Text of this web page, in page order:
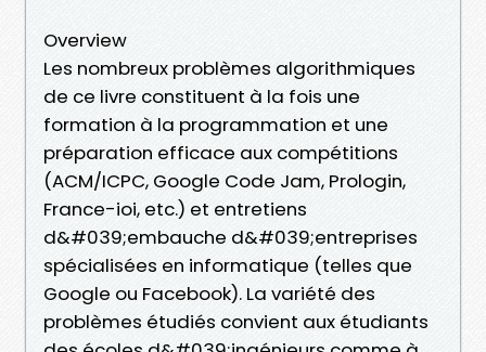
Overview
Les nombreux problèmes algorithmiques
de ce livre constituent à la fois une
formation à la programmation et une
préparation efficace aux compétitions
(ACM/ICPC, Google Code Jam, Prologin,
France-ioi, etc.) et entretiens
d&#039;embauche d&#039;entreprises
spécialisées en informatique (telles que
Google ou Facebook). La variété des
problèmes étudiés convient aux étudiants